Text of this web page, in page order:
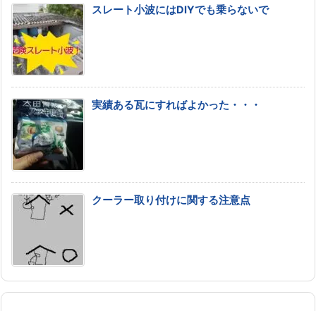
スレート小波にはDIYでも乗らないで
実績ある瓦にすればよかった・・・
クーラー取り付けに関する注意点